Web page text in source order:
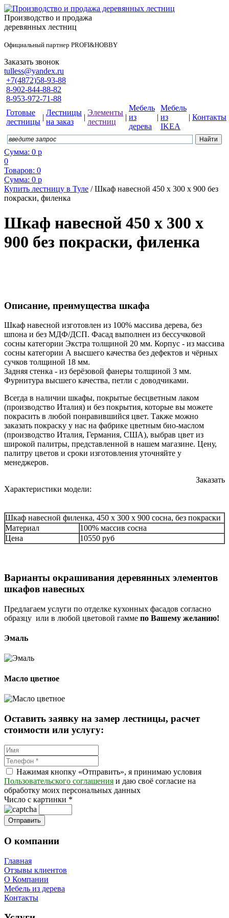
Производство и продажа
деревянных лестниц
Официальный партнер PROFI&HOBBY
Заказать звонок
tulless@yandex.ru
+7(4872)58-93-88
8-902-844-88-82
8-953-972-71-88
Готовые
лестницы
|
Лестницы
на заказ
|
Элементы
лестниц
|
Мебель
из
дерева
|
Мебель
из
IKEA
| Контакты
Сумма: 0 р
0
Товаров: 0
Сумма: 0 р
Купить лестницу в Туле / Шкаф навесной 450 х 300 х 900 без
покраски, филенка
Шкаф навесной 450 х 300 х
900 без покраски, филенка
Описание, преимущества шкафа
Шкаф навесной изготовлен из 100% массива дерева, без
шпона и без МДФ/ДСП. Фасад выполнен из бессучковой
сосны категории Экстра толщиной 20 мм. Корпус - из массива
сосны категории А высшего качества без дефектов и чёрных
сучков толщиной 18 мм.
Задняя стенка - из берёзовой фанеры толщиной 3 мм.
Фурнитура высшего качества, петли с доводчиками.
Всегда в наличии шкафы, покрытые бесцветным лаком
(производство Италия) и без покрытия, которые вы можете
покрасить в любой понравившийся цвет. Также можно
заказать покраску у нас на фабрике цветным био-маслом
(производство Италия, Германия, США), выбрав цвет из
широкой палитры, представленной в нашем магазине. Цену,
палитру цветов и сроки изготовления уточняйте у
менеджеров.
Заказать
Характеристики модели:
Шкаф навесной филенка, 450 х 300 х 900 сосна, без покраски
Материал
100% массив сосна
Цена
10550 руб
Варианты окрашивания деревянных элементов
шкафов навесных
Предлагаем услуги по отделке кухонных фасадов согласно
образцу или в любой цветовой гамме по Вашему желанию!
Эмаль
Масло цветное
Оставить заявку на замер лестницы, расчет
стоимости или услугу:
Нажимая кнопку «Отправить», я принимаю условия
Пользовательского соглашения и даю своё согласие на
обработку моих персональных данных
Число с картинки *
О компании
Главная
Отзывы клиентов
О Компании
Мебель из дерева
Контакты